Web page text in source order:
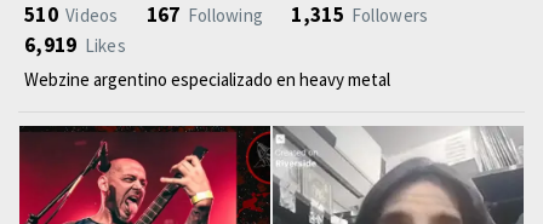
510 Videos 167 Following 1,315 Followers
6,919 Likes
Webzine argentino especializado en heavy metal